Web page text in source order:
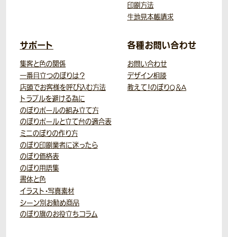
印刷方法
生地見本帳請求
サポート
集客と色の関係
一番目立つのぼりは？
店頭でお客様を呼び込む方法
トラブルを避ける為に
のぼりポールの組み立て方
のぼりポールと立て台の適合表
ミニのぼりの作り方
のぼり印刷業者に迷ったら
のぼり価格表
のぼり用語集
書体と色
イラスト・写真素材
シーン別お勧め商品
のぼり旗のお役立ちコラム
各種お問い合わせ
お問い合わせ
デザイン相談
教えて！のぼりQ＆A